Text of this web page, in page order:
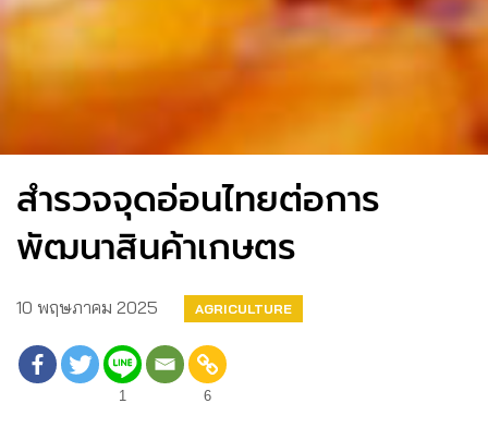
สำรวจจุดอ่อนไทยต่อการ
พัฒนาสินค้าเกษตร
10 พฤษภาคม 2025 AGRICULTURE
1 6